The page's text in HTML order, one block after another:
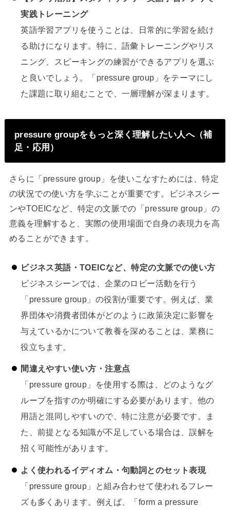
実践トレーニング
英語学習アプリを使うことは、日常的に学習を続け
る助けになります。特に、語彙トレーニングやリス
ニング、スピーキングの練習ができるアプリを選ぶ
と良いでしょう。「pressure group」をテーマにし
た課題に取り組むことで、一層理解が深まります。
pressure groupをもっと深く理解したい人へ（補
足・応用）
さらに「pressure group」を使いこなすためには、特定
の状況での使い方を学ぶことが重要です。ビジネスシー
ンやTOEICなど、特定の文脈での「pressure group」の
意義を理解すると、実際の使用場面で自身の表現力を高
めることができます。
ビジネス英語・TOEICなど、特定の文脈での使い方
ビジネスシーンでは、企業のロビー活動を行う
「pressure group」の役割が重要です。例えば、業
界団体や消費者団体がどのように政策決定に影響を
与えているかについて教養を深めることは、業務に
役立ちます。
間違えやすい使い方・注意点
「pressure group」を使用する際は、どのようなグ
ループを指すのか明確にする必要があります。他の
用語と混同しやすいので、特に注意が必要です。ま
た、前提となる知識が不足している場合は、誤解を
招く可能性があります。
よく使われるイディオム・句動詞とのセット表現
「pressure group」と組み合わせて使われるフレー
ズも多くあります。例えば、「form a pressure